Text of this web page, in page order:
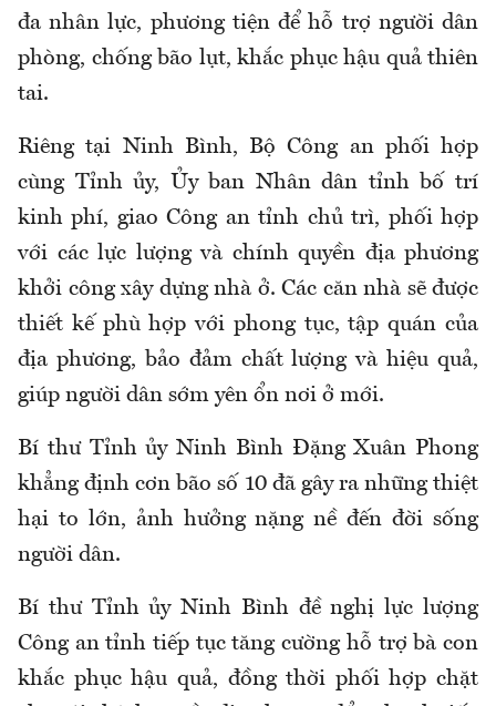
đa nhân lực, phương tiện để hỗ trợ người dân
phòng, chống bão lụt, khắc phục hậu quả thiên
tai.
Riêng tại Ninh Bình, Bộ Công an phối hợp
cùng Tỉnh ủy, Ủy ban Nhân dân tỉnh bố trí
kinh phí, giao Công an tỉnh chủ trì, phối hợp
với các lực lượng và chính quyền địa phương
khởi công xây dựng nhà ở. Các căn nhà sẽ được
thiết kế phù hợp với phong tục, tập quán của
địa phương, bảo đảm chất lượng và hiệu quả,
giúp người dân sớm yên ổn nơi ở mới.
Bí thư Tỉnh ủy Ninh Bình Đặng Xuân Phong
khẳng định cơn bão số 10 đã gây ra những thiệt
hại to lớn, ảnh hưởng nặng nề đến đời sống
người dân.
Bí thư Tỉnh ủy Ninh Bình đề nghị lực lượng
Công an tỉnh tiếp tục tăng cường hỗ trợ bà con
khắc phục hậu quả, đồng thời phối hợp chặt